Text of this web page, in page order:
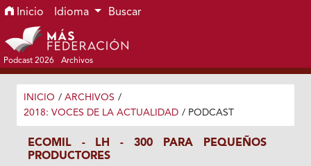
Ir al menú de navegación principal
Ir al contenido principal
Ir al pie de página del sitio
Inicio Idioma Buscar
Podcast 2026 Archivos
INICIO / ARCHIVOS /
2018: VOCES DE LA ACTUALIDAD / PODCAST
ECOMIL - LH - 300 PARA PEQUEÑOS
PRODUCTORES